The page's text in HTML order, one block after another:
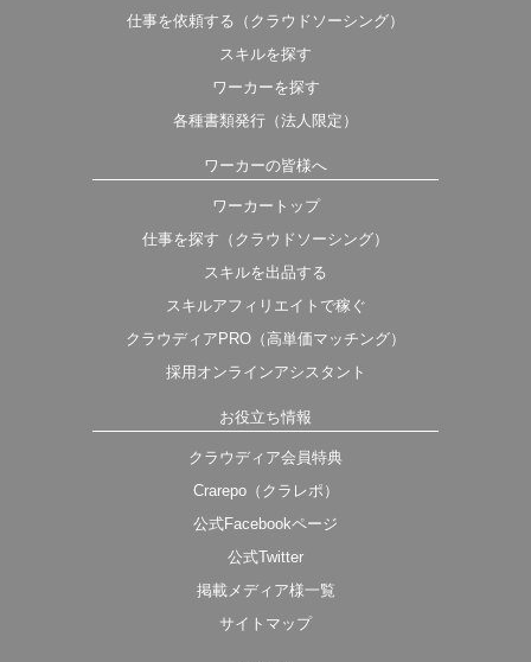
仕事を依頼する（クラウドソーシング）
スキルを探す
ワーカーを探す
各種書類発行（法人限定）
ワーカーの皆様へ
ワーカートップ
仕事を探す（クラウドソーシング）
スキルを出品する
スキルアフィリエイトで稼ぐ
クラウディアPRO（高単価マッチング）
採用オンラインアシスタント
お役立ち情報
クラウディア会員特典
Crarepo（クラレポ）
公式Facebookページ
公式Twitter
掲載メディア様一覧
サイトマップ